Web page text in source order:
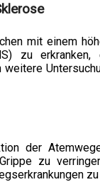
mit einem
zu erkranken,
der
zu